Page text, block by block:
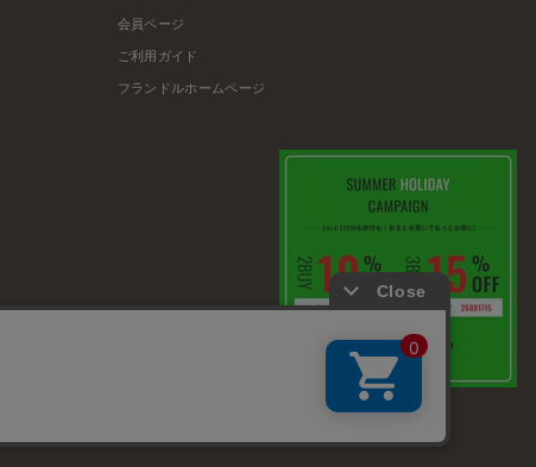
会員ページ
ご利用ガイド
フランドルホームページ